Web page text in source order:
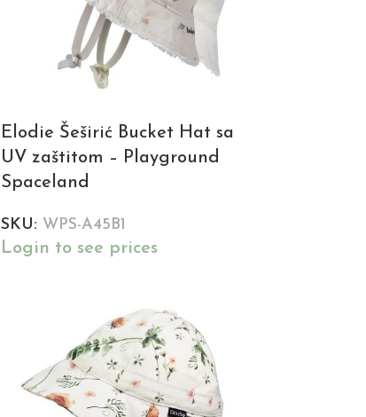
Elodie Šeširić Bucket Hat sa
UV zaštitom – Playground
Spaceland
SKU: WPS-A45B1
Login to see prices